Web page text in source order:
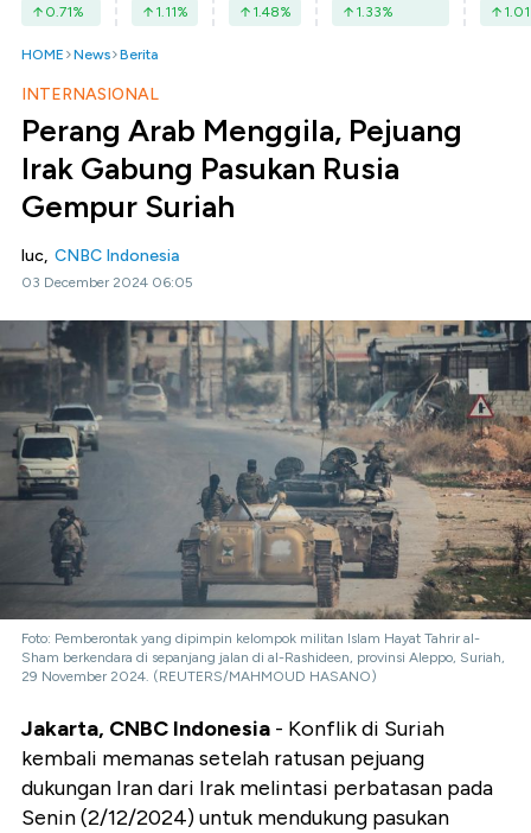
0.71% 1.11% 1.48% 1.33% 1.01
HOME News Berita
INTERNASIONAL
Perang Arab Menggila, Pejuang
Irak Gabung Pasukan Rusia
Gempur Suriah
luc, CNBC Indonesia
03 December 2024 06:05
Foto: Pemberontak yang dipimpin kelompok militan Islam Hayat Tahrir al-
Sham berkendara di sepanjang jalan di al-Rashideen, provinsi Aleppo, Suriah,
29 November 2024. (REUTERS/MAHMOUD HASANO)
Jakarta, CNBC Indonesia - Konflik di Suriah
kembali memanas setelah ratusan pejuang
dukungan Iran dari Irak melintasi perbatasan pada
Senin (2/12/2024) untuk mendukung pasukan